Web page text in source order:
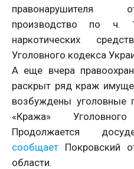
правонарушителя
производство по ч.
наркотических
Уголовного кодекса
А еще вчера
раскрыт ряд краж
возбуждены уголовные
«Кража»
Продолжается
сообщает Покровский
области.